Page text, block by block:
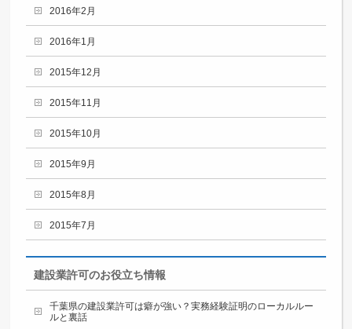
2016年2月
2016年1月
2015年12月
2015年11月
2015年10月
2015年9月
2015年8月
2015年7月
建設業許可のお役立ち情報
千葉県の建設業許可は癖が強い？実務経験証明のローカルルー
ルと裏話